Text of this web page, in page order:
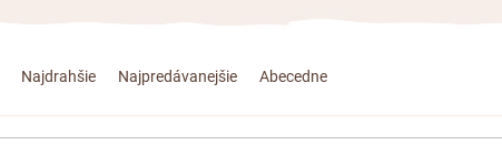
Najdrahšie Najpredávanejšie Abecedne